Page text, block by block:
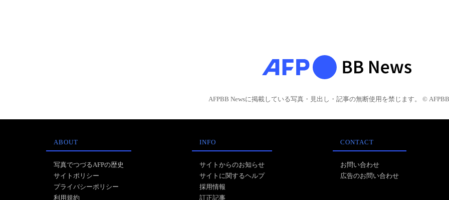
AFPBB Newsに掲載している写真・見出し・記事の無断使用を禁じます。 © AFPBB
ABOUT
写真でつづるAFPの歴史
サイトポリシー
プライバシーポリシー
利用規約
INFO
サイトからのお知らせ
サイトに関するヘルプ
採用情報
訂正記事
CONTACT
お問い合わせ
広告のお問い合わせ